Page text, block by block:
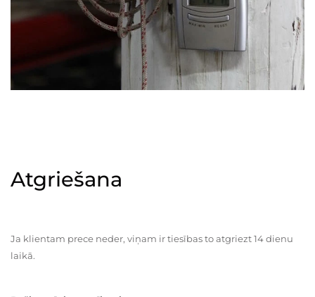
Atgriešana
Ja klientam prece neder, viņam ir tiesības to atgriezt 14 dienu
laikā.